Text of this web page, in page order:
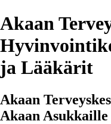
Akaan
ja Lääkärit
Akaan
Akaan Asukkaille